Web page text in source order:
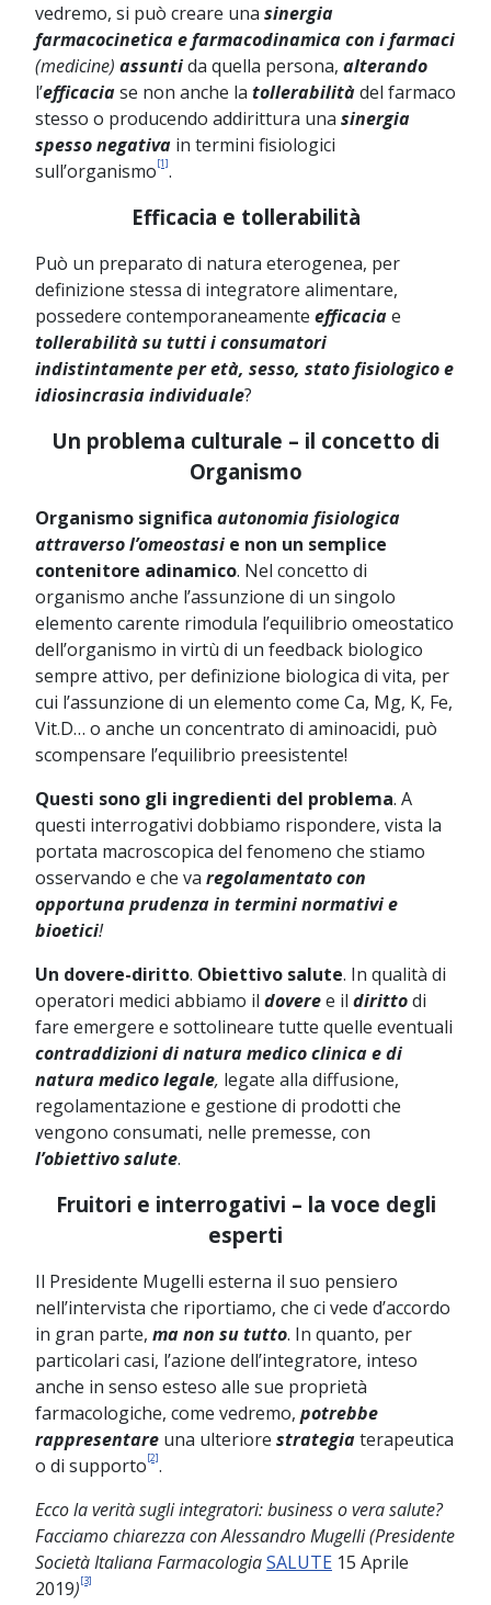
vedremo, si può creare una sinergia
farmacocinetica e farmacodinamica con i farmaci
(medicine) assuntida quella persona, alterando
l’efficaciase non anche la tollerabilitàdel farmaco
stesso o producendo addirittura una sinergia
spesso negativa in termini fisiologici
sull’organismo[1].
Efficacia e tollerabilità
Può un preparato di natura eterogenea, per
definizione stessa di integratore alimentare,
possedere contemporaneamente efficaciae
tollerabilitàsu tutti i consumatori
indistintamente per età, sesso, stato fisiologico e
idiosincrasia individuale?
Un problema culturale – il concetto di
Organismo
Organismo significa autonomia fisiologica
attraverso l’omeostasi e non un semplice
contenitore adinamico. Nel concetto di
organismo anche l’assunzione di un singolo
elemento carente rimodula l’equilibrio omeostatico
dell’organismo in virtù di un feedback biologico
sempre attivo, per definizione biologica di vita, per
cui l’assunzione di un elemento come Ca, Mg, K, Fe,
Vit.D… o anche un concentrato di aminoacidi, può
scompensare l’equilibrio preesistente!
Questi sono gli ingredienti del problema. A
questi interrogativi dobbiamo rispondere, vista la
portata macroscopica del fenomeno che stiamo
osservando e che va regolamentato con
opportuna prudenza in termini normativi e
bioetici!
Un dovere-diritto. Obiettivo salute. In qualità di
operatori medici abbiamo il doveree il dirittodi
fare emergere e sottolineare tutte quelle eventuali
contraddizioni di natura medico clinica e di
natura medico legale, legate alla diffusione,
regolamentazione e gestione di prodotti che
vengono consumati, nelle premesse, con
l’obiettivo salute.
Fruitori e interrogativi – la voce degli
esperti
Il Presidente Mugelli esterna il suo pensiero
nell’intervista che riportiamo, che ci vede d’accordo
in gran parte, ma non su tutto. In quanto, per
particolari casi, l’azione dell’integratore, inteso
anche in senso esteso alle sue proprietà
farmacologiche, come vedremo, potrebbe
rappresentare una ulteriore strategiaterapeutica
o di supporto[2].
Ecco la verità sugli integratori: business o vera salute?
Facciamo chiarezza con Alessandro Mugelli (Presidente
Società Italiana FarmacologiaSALUTE 15 Aprile
2019)[3]